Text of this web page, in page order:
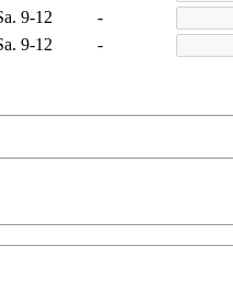
9-12 -
9-12 -